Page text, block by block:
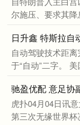
尔施压、要求其
自动驾驶技术距
于“自动”二字。
虎扑04月04日讯
第三次无缘世界